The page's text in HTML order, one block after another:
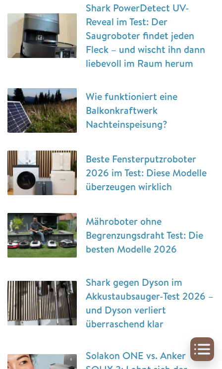
Shark PowerDetect UV-
Reveal im Test: Der
Saugroboter findet jeden
Fleck – und wischt ihn dann
liebevoll im Raum herum
Wie funktioniert eine
Balkonkraftwerk
Nachteinspeisung?
Beste Fensterputzroboter
2026 im Test: Diese Modelle
überzeugen wirklich
Mähroboter ohne
Begrenzungsdraht Test: Die
besten Modelle 2026
Shark gegen Dyson im
Akkustaubsauger-Test 2026 –
und Dyson verliert
überraschend klar
Solakon ONE vs. Anker